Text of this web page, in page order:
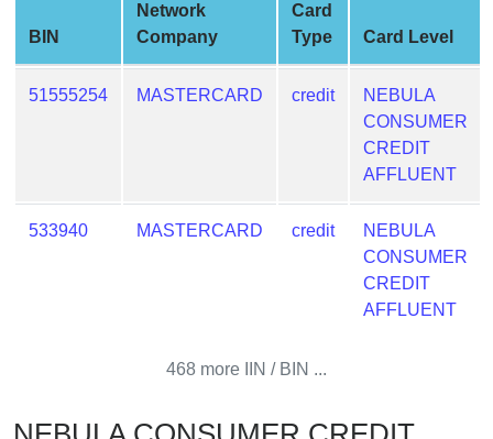
Card
from
BIN
Service
IP
BIN
Network
Company
Card
Type
Card Level
51555254 MASTERCARD credit
NEBULA
CONSUMER
CREDIT
AFFLUENT
533940 MASTERCARD credit
NEBULA
CONSUMER
CREDIT
AFFLUENT
468 more IIN / BIN ...